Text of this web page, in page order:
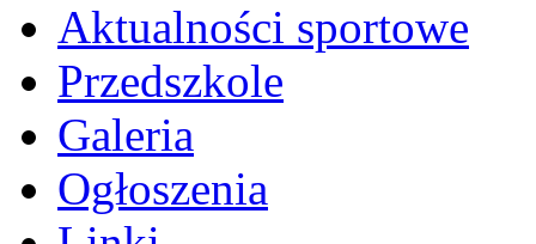
Aktualności sportowe
Przedszkole
Galeria
Ogłoszenia